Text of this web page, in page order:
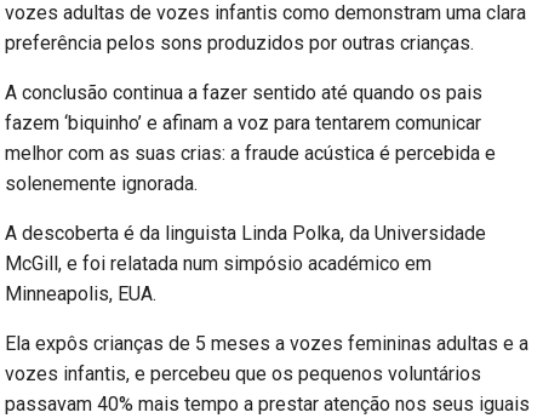
vozes adultas de vozes infantis como demonstram uma clara
preferência pelos sons produzidos por outras crianças.
A conclusão continua a fazer sentido até quando os pais
fazem ‘biquinho’ e afinam a voz para tentarem comunicar
melhor com as suas crias: a fraude acústica é percebida e
solenemente ignorada.
A descoberta é da linguista Linda Polka, da Universidade
McGill, e foi relatada num simpósio académico em
Minneapolis, EUA.
Ela expôs crianças de 5 meses a vozes femininas adultas e a
vozes infantis, e percebeu que os pequenos voluntários
passavam 40% mais tempo a prestar atenção nos seus iguais